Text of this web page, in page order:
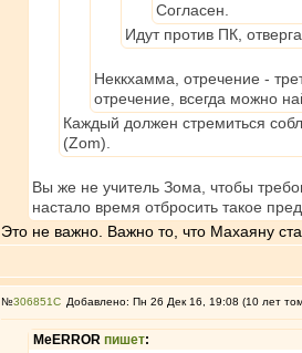
Согласен.
Идут против ПК,
Неккхамма, отречение -
отречение, всегда можно
Каждый должен стремиться
(Zom).
Вы же не учитель Зома, чтобы
настало время отбросить такое
Это не важно. Важно то, что Махаяну
№306851 Добавлено: Пн 26 Дек 16, 19:08 (10 лет
MeERROR пишет: